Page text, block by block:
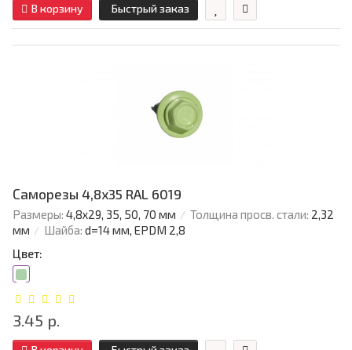
В корзину Быстрый заказ
Саморезы 4,8х35 RAL 6019
Размеры: 4,8х29, 35, 50, 70 мм Толщина просв. стали: 2,32
мм
Шайба: d=14 мм, EPDM 2,8
Цвет:
3.45 р.